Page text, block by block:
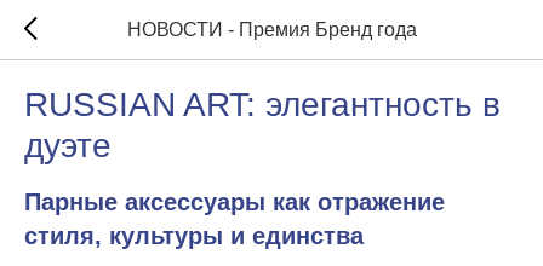
НОВОСТИ - Премия Бренд года
RUSSIAN ART: элегантность в
дуэте
Парные аксессуары как отражение
стиля, культуры и единства